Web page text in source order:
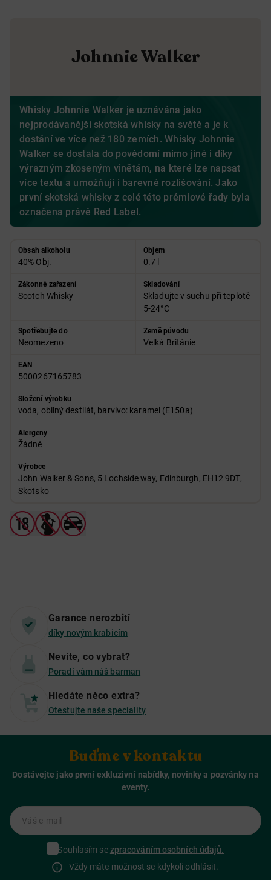
Johnnie Walker
Whisky Johnnie Walker je uznávána jako
nejprodávanější skotská whisky na světě a je k
dostání ve více než 180 zemích. Whisky Johnnie
Walker se dostala do povědomí mimo jiné i díky
výrazným zkoseným vinětám, na které lze napsat
více textu a umožňují i barevné rozlišování. Jako
první skotská whisky z celé této prémiové řady byla
označena právě Red Label.
Obsah alkoholu
40% Obj.
Objem
0.7 l
Zákonné zařazení
Scotch Whisky
Skladování
Skladujte v suchu při teplotě
5-24°C
Spotřebujte do
Neomezeno
Země původu
Velká Británie
EAN
5000267165783
Složení výrobku
voda, obilný destilát, barvivo: karamel (E150a)
Alergeny
Žádné
Výrobce
John Walker & Sons, 5 Lochside way, Edinburgh, EH12 9DT,
Skotsko
Garance nerozbití
díky novým krabicím
Nevíte, co vybrat?
Poradí vám náš barman
Hledáte něco extra?
Otestujte naše speciality
Buďme v kontaktu
Dostávejte jako první exkluzivní nabídky, novinky a pozvánky na
eventy.
Váš e-mail
Souhlasím sezpracováním osobních údajů.
Vždy máte možnost se kdykoli odhlásit.